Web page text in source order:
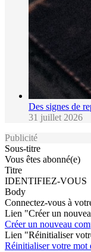
Des signes de
31 juillet 2026
Publicité
Sous-titre
Vous êtes abonné(e)
Titre
IDENTIFIEZ-VOUS
Body
Connectez-vous à
Lien "Créer un
Créer un nouveau
Lien "Réinitialiser
Réinitialiser votre mot